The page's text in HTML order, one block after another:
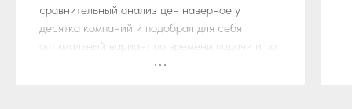
сравнительный анализ цен наверное у
десятка компаний и подобрал для себя
оптимальный вариант по времени подачи и по
стоимости. Остановился на службе эвакуации